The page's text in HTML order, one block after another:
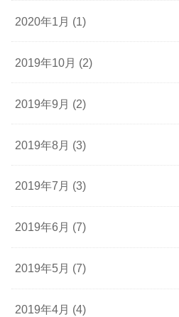
2020年1月 (1)
2019年10月 (2)
2019年9月 (2)
2019年8月 (3)
2019年7月 (3)
2019年6月 (7)
2019年5月 (7)
2019年4月 (4)